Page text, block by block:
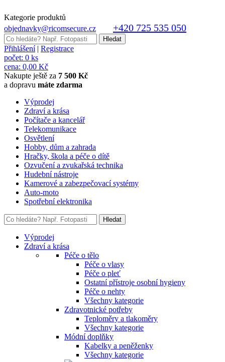
Kategorie produktů
objednavky@ricomsecure.cz
+420 725 535 050
Přihlášení| Registrace
počet: 0 ks
cena: 0,00 Kč
Nakupte ještě za 7 500 Kč
a dopravu máte zdarma
Výprodej
Zdraví a krása
Počítače a kancelář
Telekomunikace
Osvětlení
Hobby, dům a zahrada
Hračky, škola a péče o dítě
Ozvučení a zvukařská technika
Hudební nástroje
Kamerové a zabezpečovací systémy
Auto-moto
Spotřební elektronika
Výprodej
Zdraví a krása
Péče o tělo
Péče o vlasy
Péče o pleť
Ostatní přístroje osobní hygieny
Péče o nehty
Všechny kategorie
Zdravotnické potřeby
Teploměry a tlakoměry
Všechny kategorie
Módní doplňky
Kabelky a peněženky
Všechny kategorie